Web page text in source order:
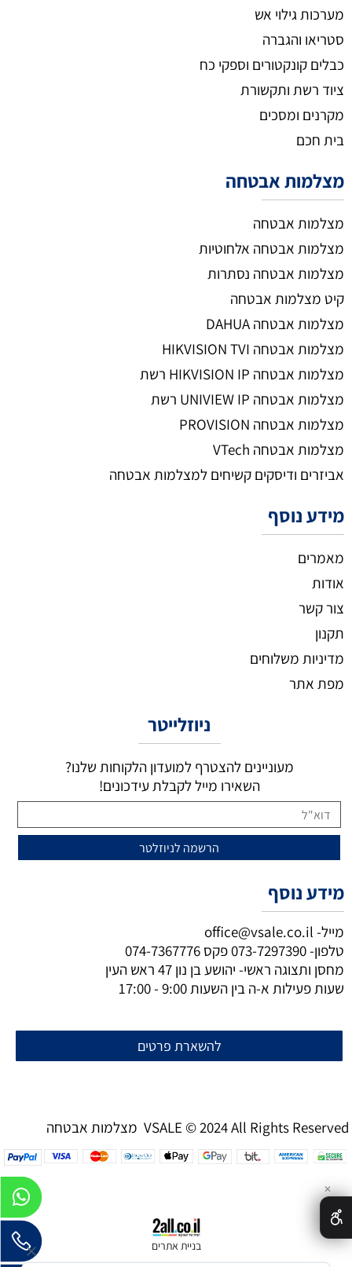
מערכות גילוי אש
סטריאו והגברה
כבלים קונקטורים וספקי כח
ציוד רשת ותקשורת
מקרנים ומסכים
בית חכם
מצלמות אבטחה
מצלמות אבטחה
מצלמות אבטחה אלחוטיות
מצלמות אבטחה נסתרות
קיט מצלמות אבטחה
מצלמות אבטחה DAHUA
מצלמות אבטחה HIKVISION TVI
מצלמות אבטחה HIKVISION IP רשת
מצלמות אבטחה UNIVIEW IP רשת
מצלמות אבטחה PROVISION
מצלמות אבטחה VTech
אביזרים ודיסקים קשיחים למצלמות אבטחה
מידע נוסף
מאמרים
אודות
צור קשר
תקנון
מדיניות משלוחים
מפת אתר
ניוזלייטר
מעוניינים להצטרף למועדון הלקוחות שלנו?
השאירו מייל לקבלת עידכונים!
מידע נוסף
מייל- office@vsale.co.il
טלפון-073-7297390פקס 074-7367776
מחסן ותצוגה ראשי- יהושע בן נון 47 ראש העין
שעות פעילות א-ה בין השעות 9:00 - 17:00
להשארת פרטים
מצלמות אבטחה VSALE © 2024 All Rights Reserved
בניית אתרים
✕